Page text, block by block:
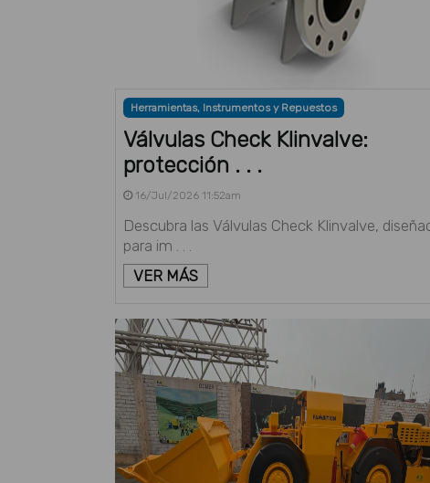
Herramientas, Instrumentos y Repuestos
Válvulas Check Klinvalve:
protección . . .
16/Jul/2026 11:52am
Descubra las Válvulas Check Klinvalve,
para im . . .
VER MÁS